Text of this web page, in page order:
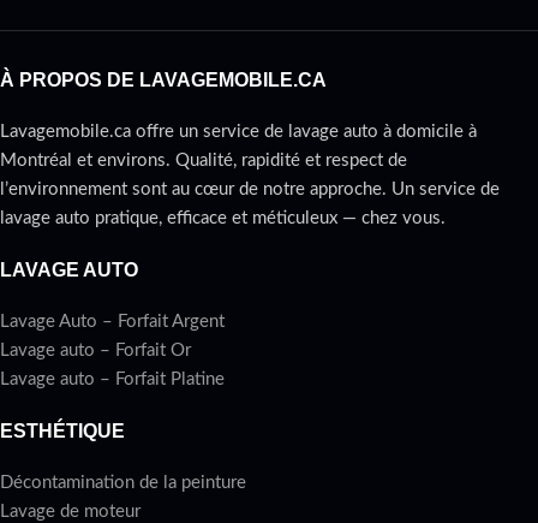
À PROPOS DE LAVAGEMOBILE.CA
Lavagemobile.ca offre un service de lavage auto à domicile à
Montréal et environs. Qualité, rapidité et respect de
l’environnement sont au cœur de notre approche. Un service de
lavage auto pratique, efficace et méticuleux — chez vous.
LAVAGE AUTO
Lavage Auto – Forfait Argent
Lavage auto – Forfait Or
Lavage auto – Forfait Platine
ESTHÉTIQUE
Décontamination de la peinture
Lavage de moteur